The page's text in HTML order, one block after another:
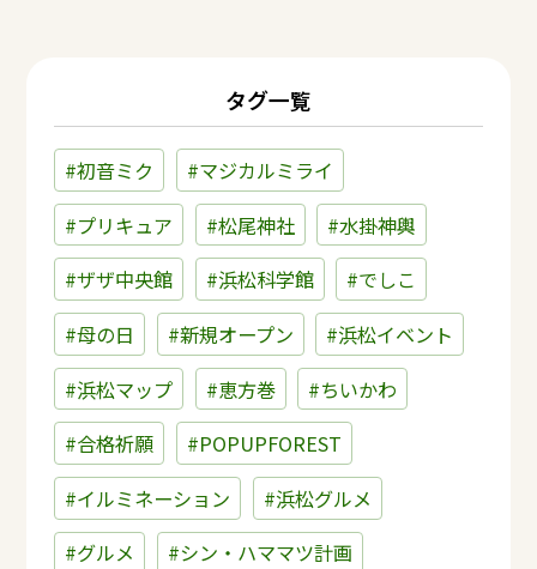
タグ一覧
#初音ミク
#マジカルミライ
#プリキュア
#松尾神社
#水掛神輿
#ザザ中央館
#浜松科学館
#でしこ
#母の日
#新規オープン
#浜松イベント
#浜松マップ
#恵方巻
#ちいかわ
#合格祈願
#POPUPFOREST
#イルミネーション
#浜松グルメ
#グルメ
#シン・ハママツ計画